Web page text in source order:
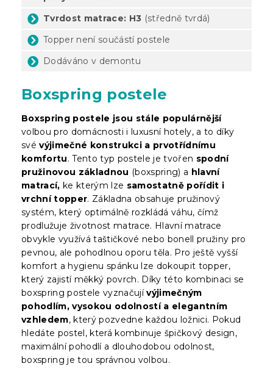
Tvrdost matrace: H3 (středně tvrdá)
Topper není součástí postele
Dodáváno v demontu
Boxspring postele
Boxspring postele jsou stále populárnější
volbou pro domácnosti i luxusní hotely, a to díky
svévýjimečné konstrukci a prvotřídnímu
komfortu. Tento typ postele je tvořen spodní
pružinovou základnou (boxspring) a hlavní
matrací, ke kterým lze samostatně pořídit i
vrchní topper. Základna obsahuje pružinový
systém, který optimálně rozkládá váhu, čímž
prodlužuje životnost matrace. Hlavní matrace
obvykle využívá taštičkové nebo bonell pružiny pro
pevnou, ale pohodlnou oporu těla. Pro ještě vyšší
komfort a hygienu spánku lze dokoupit topper,
který zajistí měkký povrch. Díky této kombinaci se
boxspring postele vyznačujívýjimečným
pohodlím, vysokou odolností a elegantním
vzhledem, který pozvedne každou ložnici. Pokud
hledáte postel, která kombinuje špičkový design,
maximální pohodlí a dlouhodobou odolnost,
boxspring je tou správnou volbou.